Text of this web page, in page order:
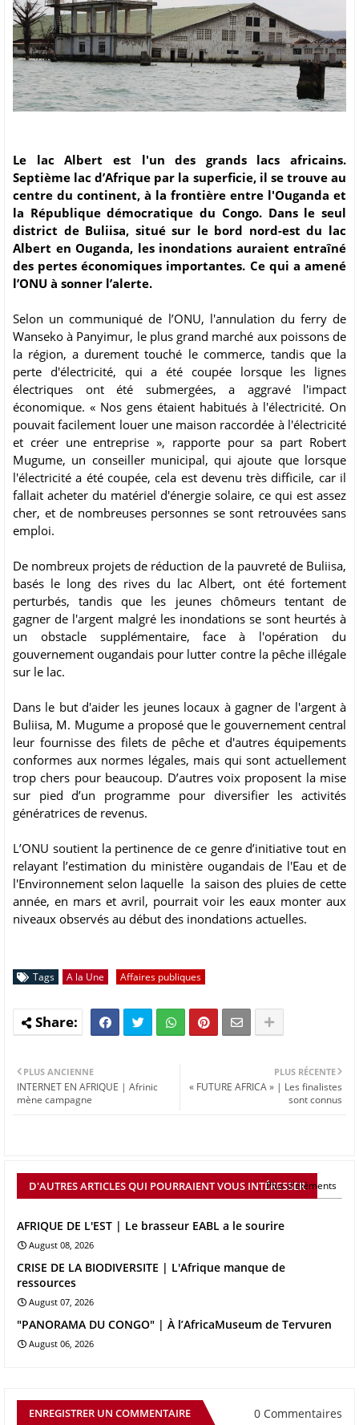
Le lac Albert est l'un des grands lacs africains.
Septième lac d’Afrique par la superficie, il se trouve au
centre du continent, à la frontière entre l'Ouganda et
la République démocratique du Congo. Dans le seul
district de Buliisa, situé sur le bord nord-est du lac
Albert en Ouganda, les inondations auraient entraîné
des pertes économiques importantes. Ce qui a amené
l’ONU à sonner l’alerte.
Selon un communiqué de l’ONU, l'annulation du ferry de
Wanseko à Panyimur, le plus grand marché aux poissons de
la région, a durement touché le commerce, tandis que la
perte d'électricité, qui a été coupée lorsque les lignes
électriques ont été submergées, a aggravé l'impact
économique. « Nos gens étaient habitués à l'électricité. On
pouvait facilement louer une maison raccordée à l'électricité
et créer une entreprise », rapporte pour sa part Robert
Mugume, un conseiller municipal, qui ajoute que lorsque
l'électricité a été coupée, cela est devenu très difficile, car il
fallait acheter du matériel d'énergie solaire, ce qui est assez
cher, et de nombreuses personnes se sont retrouvées sans
emploi.
De nombreux projets de réduction de la pauvreté de Buliisa,
basés le long des rives du lac Albert, ont été fortement
perturbés, tandis que les jeunes chômeurs tentant de
gagner de l'argent malgré les inondations se sont heurtés à
un obstacle supplémentaire, face à l'opération du
gouvernement ougandais pour lutter contre la pêche illégale
sur le lac.
Dans le but d'aider les jeunes locaux à gagner de l'argent à
Buliisa, M. Mugume a proposé que le gouvernement central
leur fournisse des filets de pêche et d'autres équipements
conformes aux normes légales, mais qui sont actuellement
trop chers pour beaucoup. D’autres voix proposent la mise
sur pied d’un programme pour diversifier les activités
génératrices de revenus.
L’ONU soutient la pertinence de ce genre d’initiative tout en
relayant l’estimation du ministère ougandais de l'Eau et de
l'Environnement selon laquelle la saison des pluies de cette
année, en mars et avril, pourrait voir les eaux monter aux
niveaux observés au début des inondations actuelles.
Tags A la Une Affaires publiques
PLUS RÉCENTE
« FUTURE AFRICA » | Les finalistes
sont connus
PLUS ANCIENNE
INTERNET EN AFRIQUE | Afrinic
mène campagne
D'AUTRES ARTICLES QUI POURRAIENT VOUS INTÉRESSER
Plus d'éléments
AFRIQUE DE L'EST | Le brasseur EABL a le sourire
August 08, 2026
CRISE DE LA BIODIVERSITE | L'Afrique manque de
ressources
August 07, 2026
"PANORAMA DU CONGO" | À l’AfricaMuseum de Tervuren
August 06, 2026
ENREGISTRER UN COMMENTAIRE 0 Commentaires